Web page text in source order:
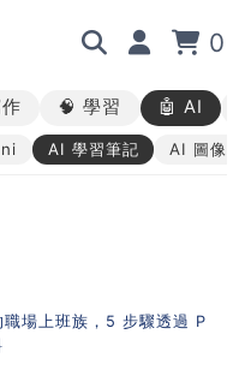
0
🧠 學習 🤖 AI
AI 學習筆記 AI 圖像
場上班族，5 步驟透過 P